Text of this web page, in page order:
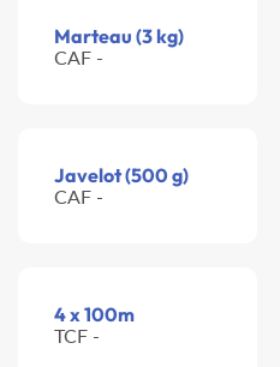
Marteau (3 kg)
CAF -
Javelot (500 g)
CAF -
4 x 100m
TCF -